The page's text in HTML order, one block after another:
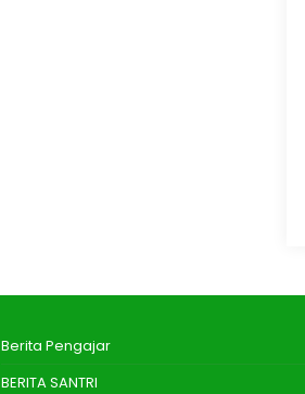
Berita Pengajar
BERITA SANTRI